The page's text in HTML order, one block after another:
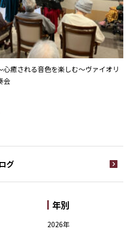
心癒される音色を楽しむ〜ヴァイオリ
会
グ
年別
2026年